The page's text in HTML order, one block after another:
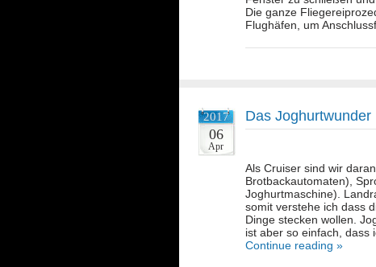
Die ganze
Flughäfen, um
2017
06
Apr
Das Joghurtwunder
Als Cruiser sind wir
Brotbackautomaten),
Joghurtmaschine).
somit verstehe ich dass
Dinge stecken wollen.
ist aber so einfach, dass
Continue reading »